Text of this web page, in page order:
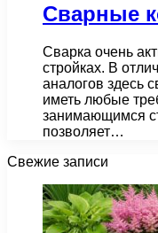
Сварные
Сварка очень
стройках. В
аналогов здесь
иметь любые
занимающимся
позволяет…
Свежие записи